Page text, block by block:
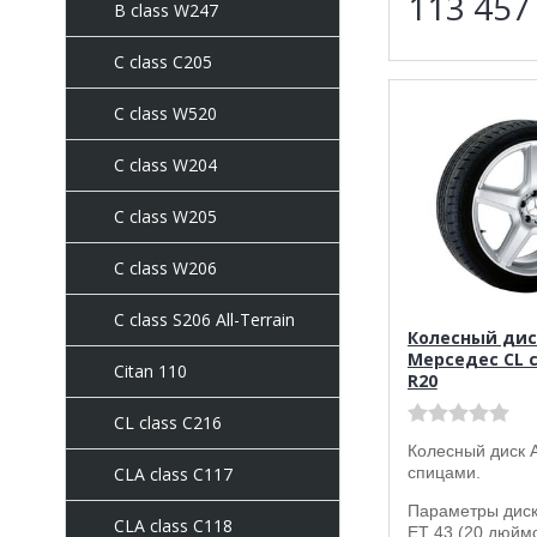
B class W247
C class C205
C сlass W520
C class W204
C class W205
C class W206
C class S206 All-Terrain
Citan 110
CL class C216
CLA class C117
CLA class C118
Колесный
Мерседес CL
R20
Колесный диск
спицами.
Параметры
ET 43 (20